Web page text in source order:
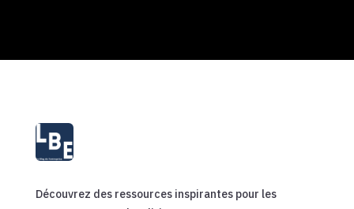
Découvrez des ressources inspirantes pour les